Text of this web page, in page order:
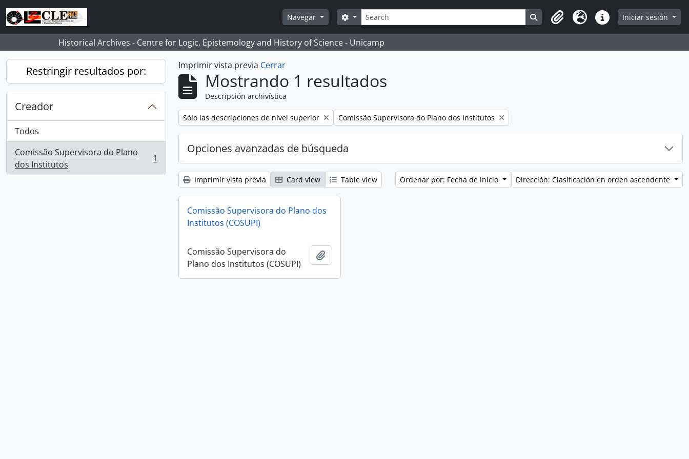
Skip to main content
Navegar
Búsqueda
Search options Search in browse page
Clipboard
Idioma Enlaces rápidos
Iniciar sesión
Historical Archives - Centre for Logic, Epistemology and History of Science - Unicamp
Restringir resultados por:
Creador
Todos
Comissão Supervisora do Plano
dos Institutos
, 1 resultados 1
Imprimir vista previa Cerrar
Mostrando 1 resultados
Descripción archivística
Remove filter:
Sólo las descripciones de nivel superior Remove filter:
Comissão Supervisora do Plano dos Institutos
Opciones avanzadas de búsqueda
Imprimir vista previa Card view Table view Ordenar por: Fecha de inicio Dirección: Clasificación en orden ascendente
Comissão Supervisora do Plano dos
Institutos (COSUPI)
Comissão Supervisora do
Plano dos Institutos (COSUPI)